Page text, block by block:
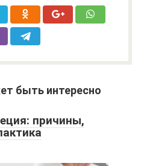
быть интересно
причины,